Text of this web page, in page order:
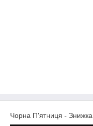
Чорна П'ятниця -